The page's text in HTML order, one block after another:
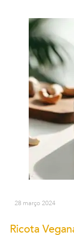
28 março 2024
Ricota